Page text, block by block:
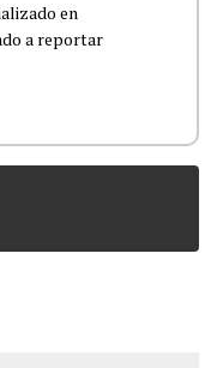
en
a reportar